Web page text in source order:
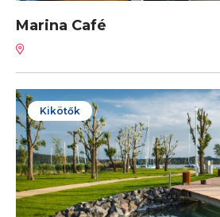
Marina Café
Kikötők